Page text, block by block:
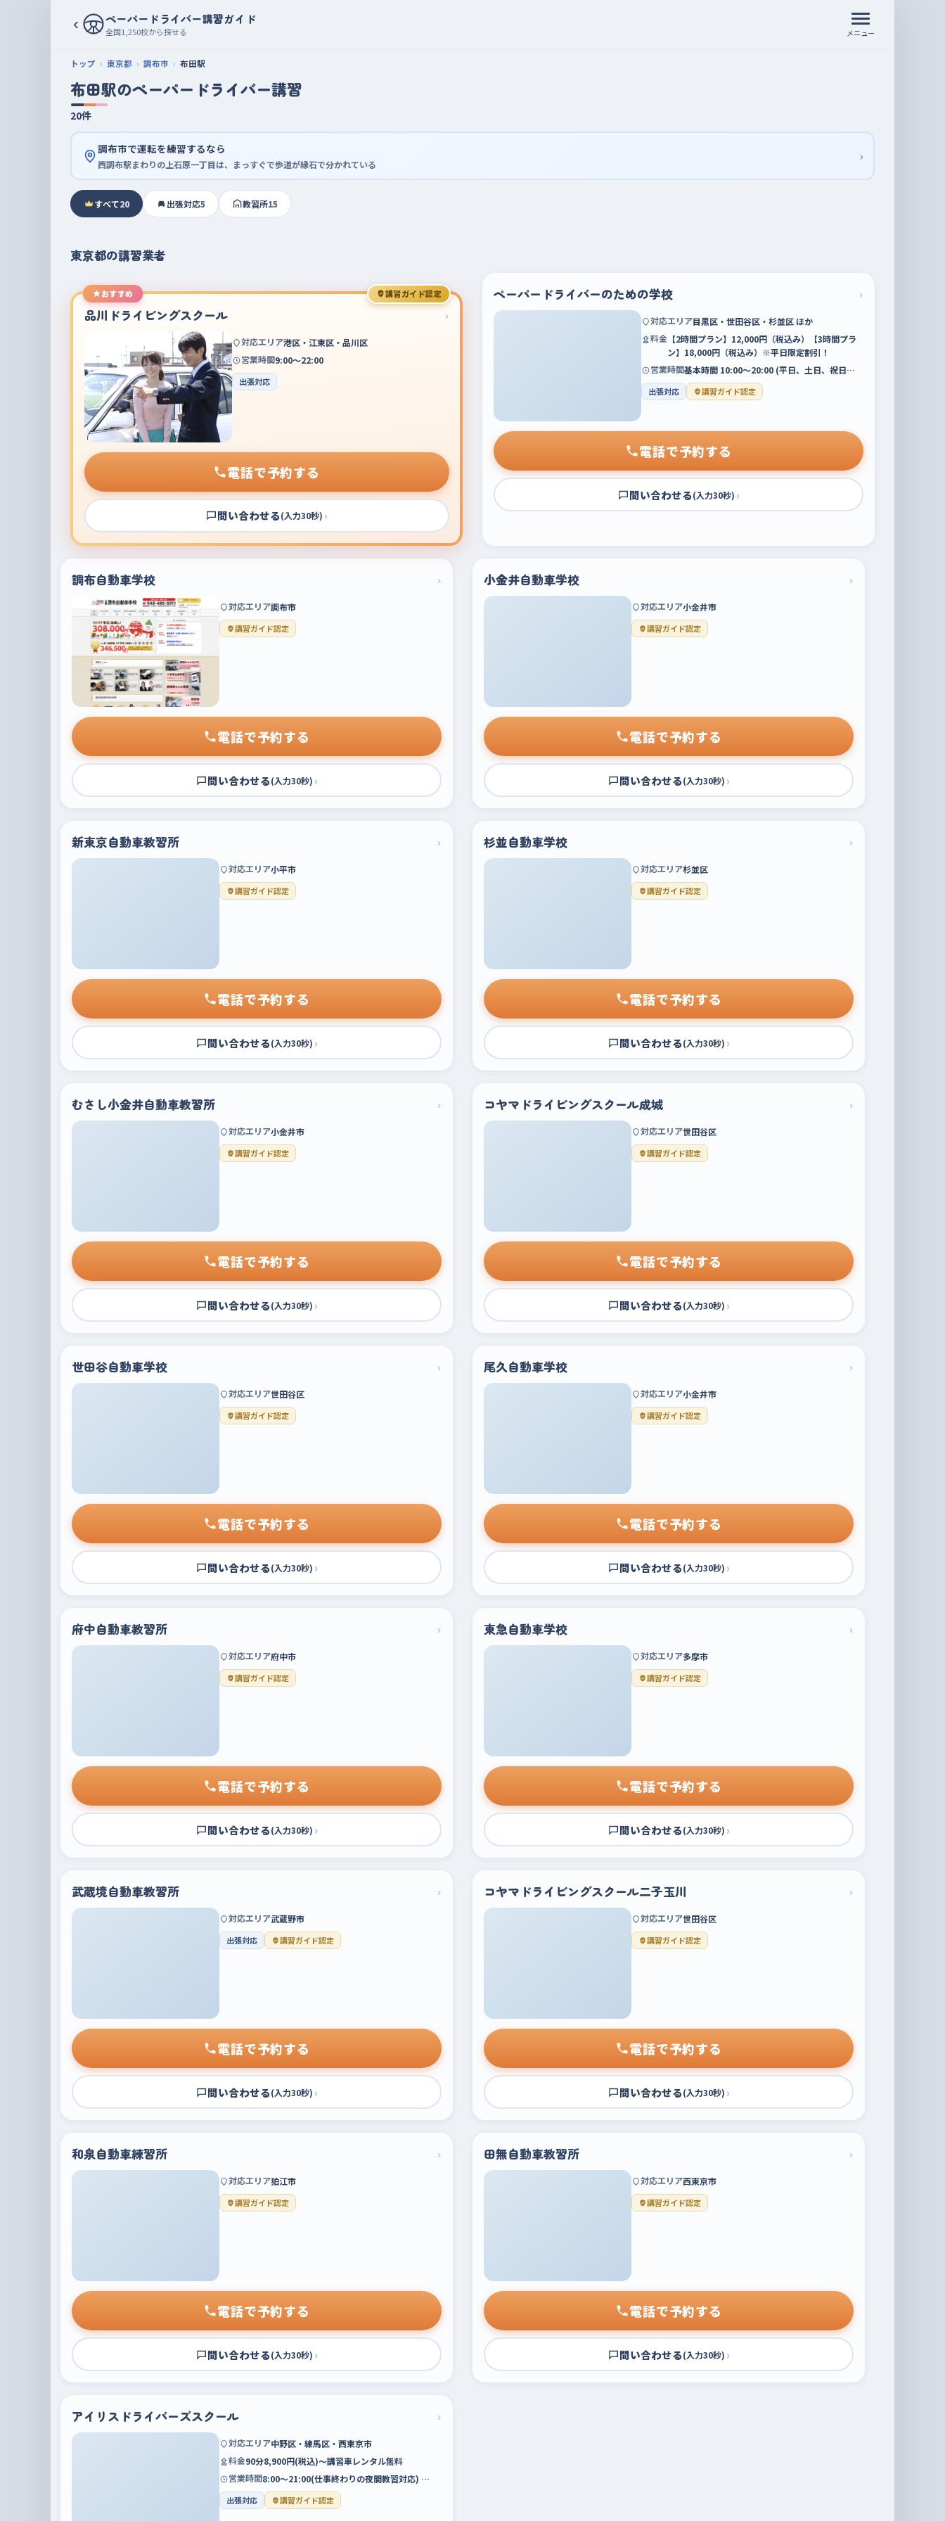
‹ ペーパードライバー講習ガイド
全国1,250校から探せる メニュー
トップ 東京都 調布市 布田駅
布田駅のペーパードライバー講習
20件
調布市で運転を練習するなら
西調布駅まわりの上石原一丁目は、まっすぐで歩道が縁石で分かれている ›
すべて20 出張対応5 教習所15
東京都の講習業者
おすすめ 講習ガイド認定
品川ドライビングスクール ›
対応エリア港区・江東区・品川区
営業時間9:00～22:00
出張対応
電話で予約する
問い合わせる(入力30秒) ›
ペーパードライバーのための学校 ›
対応エリア目黒区・世田谷区・杉並区 ほか
料金 【2時間プラン】12,000円（税込み）【3時間プラ
ン】18,000円（税込み）※平日限定割引！
営業時間基本時間 10:00〜20:00 (平日、土日、祝日…
出張対応 講習ガイド認定
電話で予約する
問い合わせる(入力30秒) ›
調布自動車学校 ›
対応エリア調布市
講習ガイド認定
電話で予約する
問い合わせる(入力30秒) ›
小金井自動車学校 ›
対応エリア小金井市
講習ガイド認定
電話で予約する
問い合わせる(入力30秒) ›
新東京自動車教習所 ›
対応エリア小平市
講習ガイド認定
電話で予約する
問い合わせる(入力30秒) ›
杉並自動車学校 ›
対応エリア杉並区
講習ガイド認定
電話で予約する
問い合わせる(入力30秒) ›
むさし小金井自動車教習所 ›
対応エリア小金井市
講習ガイド認定
電話で予約する
問い合わせる(入力30秒) ›
コヤマドライビングスクール成城 ›
対応エリア世田谷区
講習ガイド認定
電話で予約する
問い合わせる(入力30秒) ›
世田谷自動車学校 ›
対応エリア世田谷区
講習ガイド認定
電話で予約する
問い合わせる(入力30秒) ›
尾久自動車学校 ›
対応エリア小金井市
講習ガイド認定
電話で予約する
問い合わせる(入力30秒) ›
府中自動車教習所 ›
対応エリア府中市
講習ガイド認定
電話で予約する
問い合わせる(入力30秒) ›
東急自動車学校 ›
対応エリア多摩市
講習ガイド認定
電話で予約する
問い合わせる(入力30秒) ›
武蔵境自動車教習所 ›
対応エリア武蔵野市
出張対応 講習ガイド認定
電話で予約する
問い合わせる(入力30秒) ›
コヤマドライビングスクール二子玉川 ›
対応エリア世田谷区
講習ガイド認定
電話で予約する
問い合わせる(入力30秒) ›
和泉自動車練習所 ›
対応エリア狛江市
講習ガイド認定
電話で予約する
問い合わせる(入力30秒) ›
田無自動車教習所 ›
対応エリア西東京市
講習ガイド認定
電話で予約する
問い合わせる(入力30秒) ›
アイリスドライバーズスクール ›
対応エリア中野区・練馬区・西東京市
料金90分8,900円(税込)～講習車レンタル無料
営業時間8:00～21:00(仕事終わりの夜間教習対応) …
出張対応 講習ガイド認定